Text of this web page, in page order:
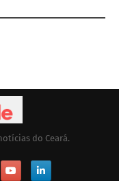
do Ceará.